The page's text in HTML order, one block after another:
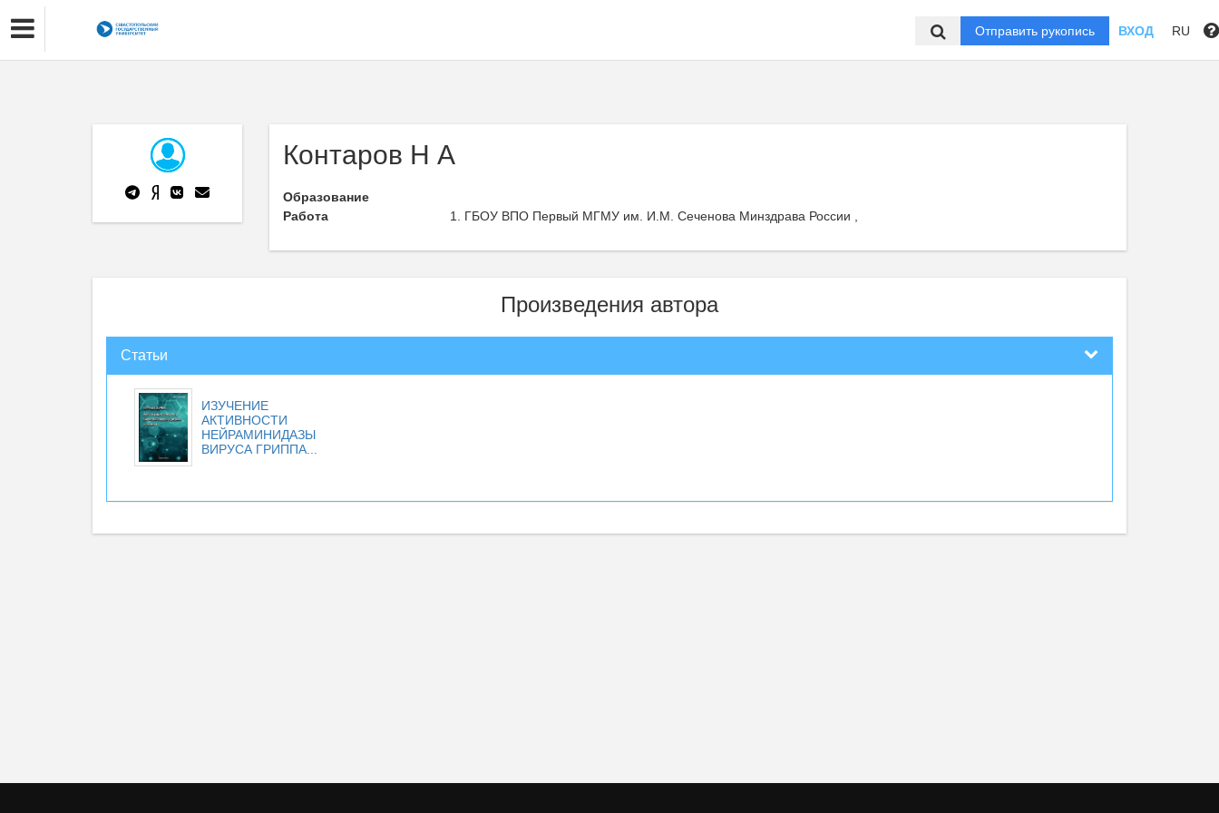
Отправить рукопись ВХОД RU
Контаров Н А
Образование
Работа
ГБОУ ВПО Первый МГМУ им. И.М. Сеченова Минздрава России ,
Произведения автора
Статьи
ИЗУЧЕНИЕ
АКТИВНОСТИ
НЕЙРАМИНИДАЗЫ
ВИРУСА ГРИППА...